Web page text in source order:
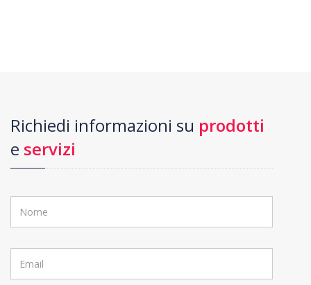
Richiedi informazioni su prodotti
e servizi